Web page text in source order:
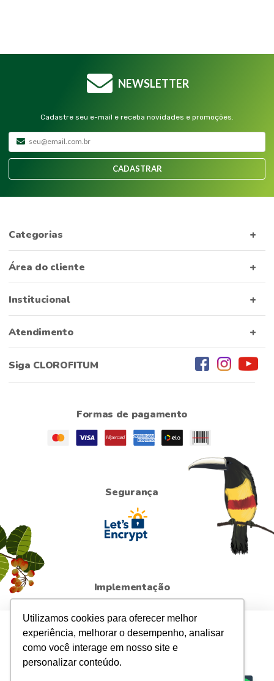
Utilizamos cookies para oferecer melhor
experiência, melhorar o desempenho, analisar
como você interage em nosso site e
personalizar conteúdo.
Para sua maior segurança, atualizamos a Política de
Privacidadeda loja. Ao continuar navegando,
entendemos que você está ciente e de acordo com elas.
NEWSLETTER
Cadastre seu e-mail e receba novidades e promoções.
CADASTRAR
Categorias
Área do cliente
Institucional
Atendimento
Siga CLOROFITUM
Formas de pagamento
Segurança
Implementação